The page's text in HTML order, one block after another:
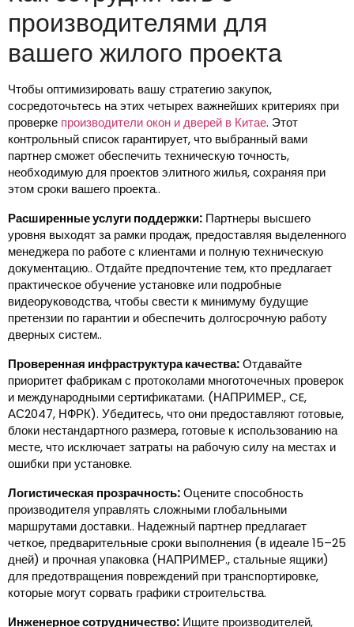
производителями для
вашего жилого проекта
Чтобы оптимизировать вашу стратегию закупок,
сосредоточьтесь на этих четырех важнейших критериях при
проверке производители окон и дверей в Китае. Этот
контрольный список гарантирует, что выбранный вами
партнер сможет обеспечить техническую точность,
необходимую для проектов элитного жилья, сохраняя при
этом сроки вашего проекта..
Расширенные услуги поддержки: Партнеры высшего
уровня выходят за рамки продаж, предоставляя выделенного
менеджера по работе с клиентами и полную техническую
документацию.. Отдайте предпочтение тем, кто предлагает
практическое обучение установке или подробные
видеоруководства, чтобы свести к минимуму будущие
претензии по гарантии и обеспечить долгосрочную работу
дверных систем..
Проверенная инфраструктура качества:Отдавайте
приоритет фабрикам с протоколами многоточечных проверок
и международными сертификатами. (НАПРИМЕР., CE,
АС2047, НФРК). Убедитесь, что они предоставляют готовые,
блоки нестандартного размера, готовые к использованию на
месте, что исключает затраты на рабочую силу на местах и ​​
ошибки при установке.
Логистическая прозрачность:Оцените способность
производителя управлять сложными глобальными
маршрутами доставки.. Надежный партнер предлагает
четкое, предварительные сроки выполнения (в идеале 15–25
дней) и прочная упаковка (НАПРИМЕР., стальные ящики)
для предотвращения повреждений при транспортировке,
которые могут сорвать графики строительства.
Инженерное сотрудничество: Ищите производителей,